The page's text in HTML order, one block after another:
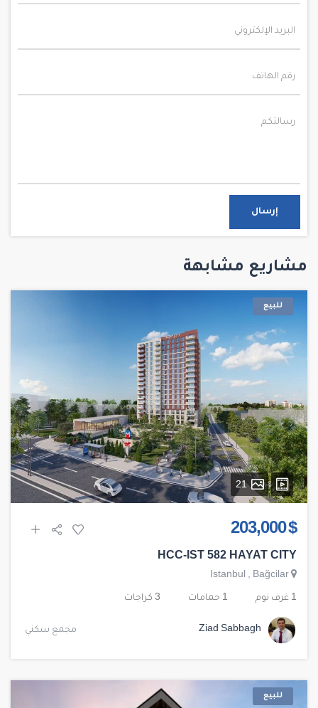
إرسال
مشاريع مشابهة
للبيع
21
$ 203,000
HCC-IST 582 HAYAT CITY
Istanbul , Bağcilar
1 غرف نوم 1 حمامات 3 كراجات
Ziad Sabbagh مجمع سكني
للبيع